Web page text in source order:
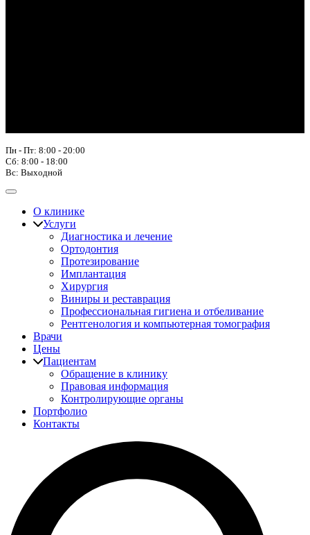
Пн - Пт: 8:00 - 20:00
Сб: 8:00 - 18:00
Вс: Выходной
О клинике
Услуги
Диагностика и лечение
Ортодонтия
Протезирование
Имплантация
Хирургия
Виниры и реставрация
Профессиональная гигиена и отбеливание
Рентгенология и компьютерная томография
Врачи
Цены
Пациентам
Обращение в клинику
Правовая информация
Контролирующие органы
Портфолио
Контакты